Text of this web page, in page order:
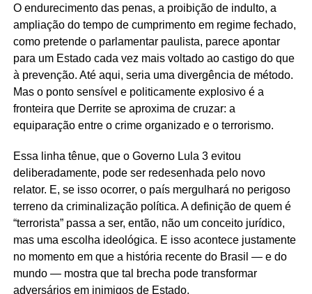
O endurecimento das penas, a proibição de indulto, a
ampliação do tempo de cumprimento em regime fechado,
como pretende o parlamentar paulista, parece apontar
para um Estado cada vez mais voltado ao castigo do que
à prevenção. Até aqui, seria uma divergência de método.
Mas o ponto sensível e politicamente explosivo é a
fronteira que Derrite se aproxima de cruzar: a
equiparação entre o crime organizado e o terrorismo.
Essa linha tênue, que o Governo Lula 3 evitou
deliberadamente, pode ser redesenhada pelo novo
relator. E, se isso ocorrer, o país mergulhará no perigoso
terreno da criminalização política. A definição de quem é
“terrorista” passa a ser, então, não um conceito jurídico,
mas uma escolha ideológica. E isso acontece justamente
no momento em que a história recente do Brasil — e do
mundo — mostra que tal brecha pode transformar
adversários em inimigos de Estado.